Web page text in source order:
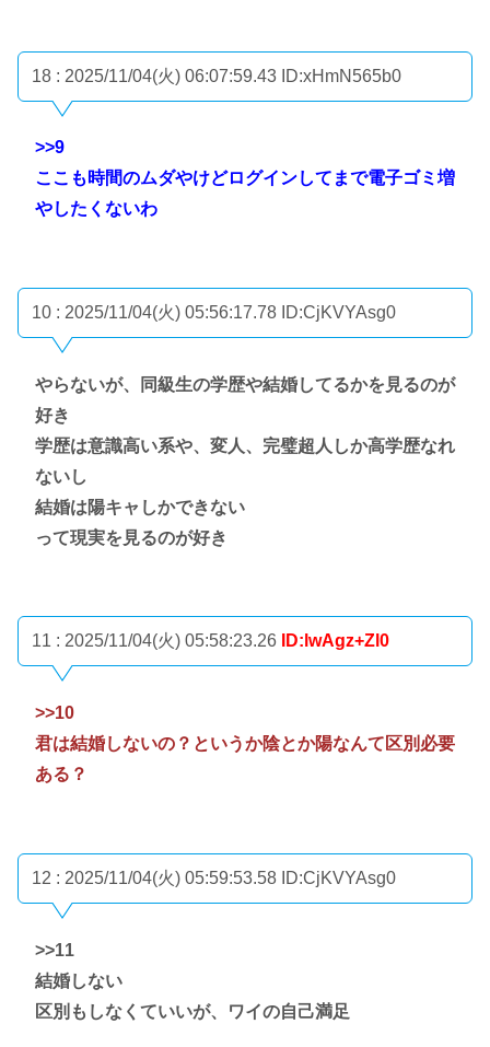
18 : 2025/11/04(火) 06:07:59.43 ID:xHmN565b0
>>9
ここも時間のムダやけどログインしてまで電子ゴミ増
やしたくないわ
10 : 2025/11/04(火) 05:56:17.78 ID:CjKVYAsg0
やらないが、同級生の学歴や結婚してるかを見るのが
好き
学歴は意識高い系や、変人、完璧超人しか高学歴なれ
ないし
結婚は陽キャしかできない
って現実を見るのが好き
11 : 2025/11/04(火) 05:58:23.26 ID:lwAgz+Zl0
>>10
君は結婚しないの？というか陰とか陽なんて区別必要
ある？
12 : 2025/11/04(火) 05:59:53.58 ID:CjKVYAsg0
>>11
結婚しない
区別もしなくていいが、ワイの自己満足